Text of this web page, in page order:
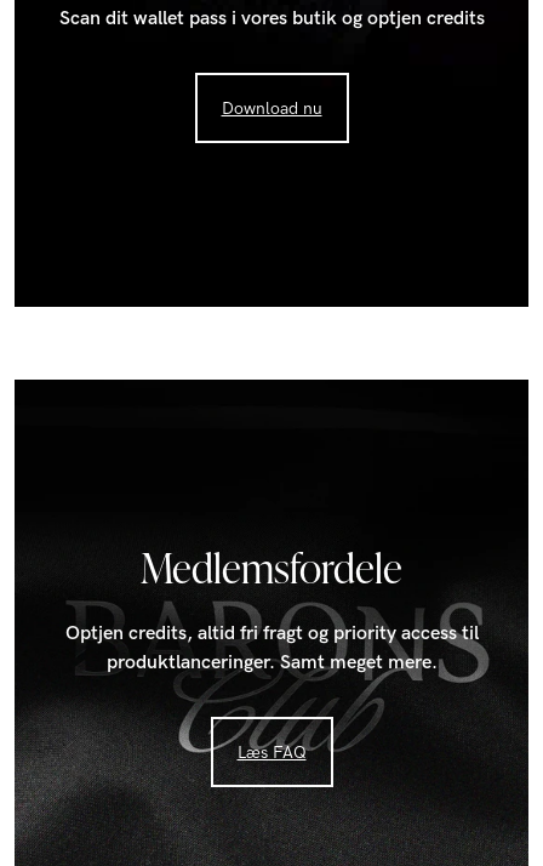
Scan dit wallet pass i vores butik og optjen credits
Download nu
Medlemsfordele
Optjen credits, altid fri fragt og priority access til
produktlanceringer. Samt meget mere.
Læs FAQ